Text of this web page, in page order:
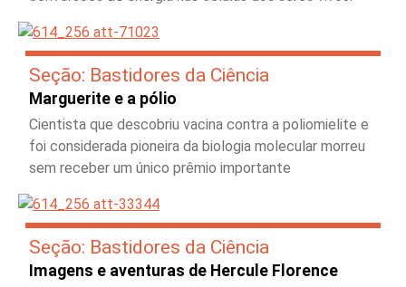
Seção: Bastidores da Ciência
Marguerite e a pólio
Cientista que descobriu vacina contra a poliomielite e
foi considerada pioneira da biologia molecular morreu
sem receber um único prêmio importante
Seção: Bastidores da Ciência
Imagens e aventuras de Hercule Florence